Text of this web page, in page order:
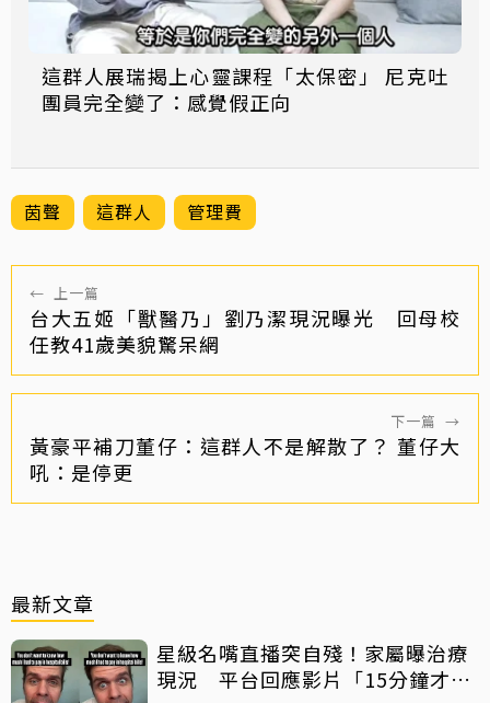
這群人展瑞揭上心靈課程「太保密」 尼克吐
團員完全變了：感覺假正向
茵聲 這群人 管理費
← 上一篇
台大五姬「獸醫乃」劉乃潔現況曝光 回母校
任教41歲美貌驚呆網
下一篇 →
黃豪平補刀董仔：這群人不是解散了？ 董仔大
吼：是停更
最新文章
星級名嘴直播突自殘！家屬曝治療
現況 平台回應影片「15分鐘才下